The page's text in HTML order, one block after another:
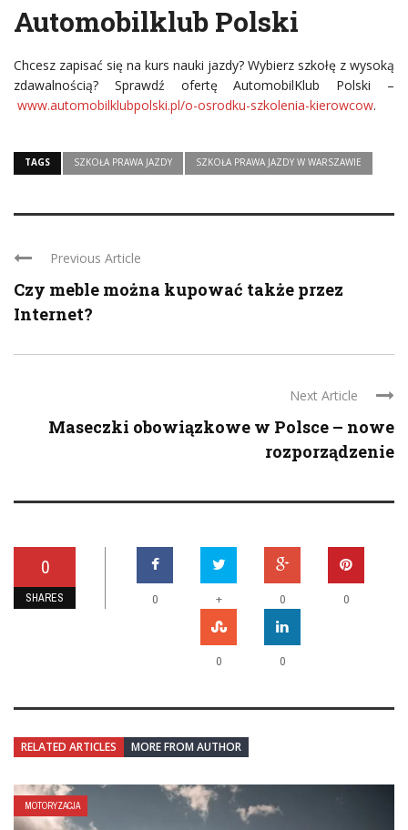
Automobilklub Polski
Chcesz zapisać się na kurs nauki jazdy? Wybierz szkołę z wysoką
zdawalnością? Sprawdź ofertę AutomobilKlub Polski –
www.automobilklubpolski.pl/o-osrodku-szkolenia-kierowcow.
TAGS SZKOŁA PRAWA JAZDY SZKOŁA PRAWA JAZDY W WARSZAWIE
Previous Article
Czy meble można kupować także przez
Internet?
Next Article
Maseczki obowiązkowe w Polsce – nowe
rozporządzenie
0
SHARES 0 + 0 0
0 0
RELATED ARTICLES MORE FROM AUTHOR
MOTORYZACJA